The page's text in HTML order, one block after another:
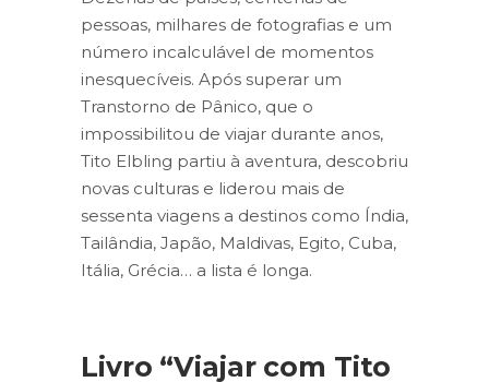
pessoas, milhares de fotografias e um
número incalculável de momentos
inesquecíveis. Após superar um
Transtorno de Pânico, que o
impossibilitou de viajar durante anos,
Tito Elbling partiu à aventura, descobriu
novas culturas e liderou mais de
sessenta viagens a destinos como Índia,
Tailândia, Japão, Maldivas, Egito, Cuba,
Itália, Grécia… a lista é longa.
Livro “Viajar com Tito